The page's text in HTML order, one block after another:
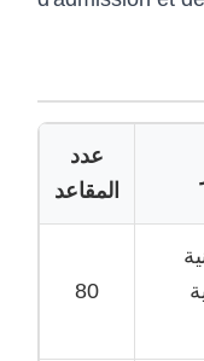
عدد
المقاعد
80